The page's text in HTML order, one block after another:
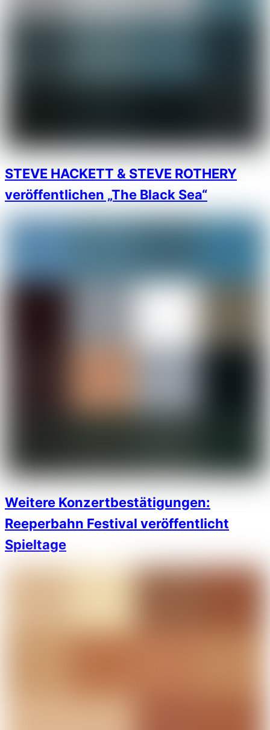
STEVE HACKETT & STEVE ROTHERY
veröffentlichen „The Black Sea“
Weitere Konzertbestätigungen:
Reeperbahn Festival veröffentlicht
Spieltage